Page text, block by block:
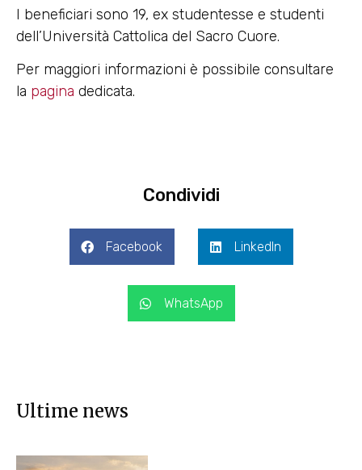
I beneficiari sono 19, ex studentesse e studenti
dell’Università Cattolica del Sacro Cuore.
Per maggiori informazioni è possibile consultare
la pagina dedicata.
Condividi
Facebook LinkedIn
WhatsApp
Ultime news